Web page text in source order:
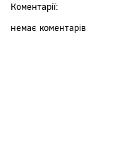
Коментарії:
немає коментарів